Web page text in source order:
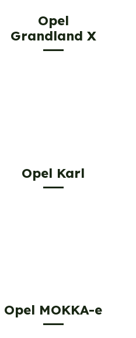
Opel
Grandland X
Opel Karl
Opel MOKKA-e